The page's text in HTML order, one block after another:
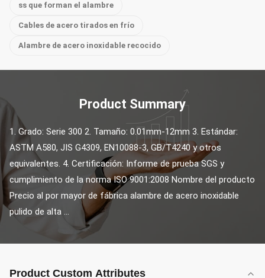
ss que forman el alambre
Cables de acero tirados en frío
Alambre de acero inoxidable recocido
Product Summary
1. Grado: Serie 300 2. Tamaño: 0.01mm-12mm 3. Estándar:
ASTM A580, JIS G4309, EN10088-3, GB/T4240 y otros
equivalentes. 4. Certificación: Informe de prueba SGS y
cumplimiento de la norma ISO 9001:2008 Nombre del producto
Precio al por mayor de fábrica alambre de acero inoxidable
pulido de alta ...
Product Custom Attributes